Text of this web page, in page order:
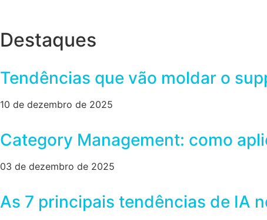
Destaques
Tendências que vão moldar o
10 de dezembro de 2025
Category Management: como
03 de dezembro de 2025
As 7 principais tendências de IA